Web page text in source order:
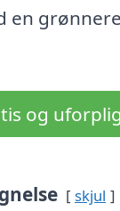
en
og
skjul